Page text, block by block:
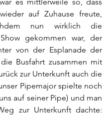
auf Zuhause freute,
nun wirklich die
gekommen war, der
von der Esplanade der
Busfahrt zusammen mit
zur Unterkunft auch die
Pipemajor spielte noch
auf seiner Pipe) und man
zur Unterkunft dachte: